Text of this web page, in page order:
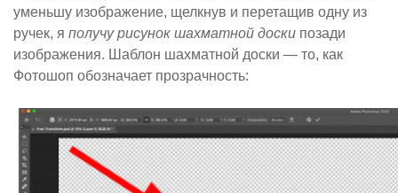
уменьшу изображение, щелкнув и перетащив одну из
ручек, я получу рисунок шахматной доски позади
изображения. Шаблон шахматной доски — то, как
Фотошоп обозначает прозрачность: